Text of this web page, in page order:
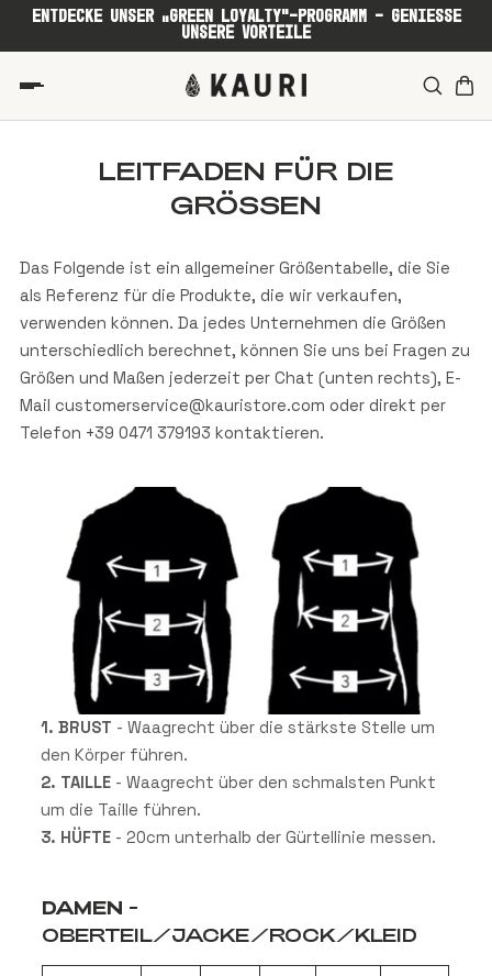
ENTDECKE UNSER „GREEN LOYALTY“-PROGRAMM – GENIESSE
UNSERE VORTEILE
LEITFADEN FÜR DIE
GRÖSSEN
Das Folgende ist ein allgemeiner Größentabelle, die Sie
als Referenz für die Produkte, die wir verkaufen,
verwenden können. Da jedes Unternehmen die Größen
unterschiedlich berechnet, können Sie uns bei Fragen zu
Größen und Maßen jederzeit per Chat (unten rechts), E-
Mail customerservice@kauristore.com oder direkt per
Telefon +39 0471 379193 kontaktieren.
1. BRUST - Waagrecht über die stärkste Stelle um
den Körper führen.
2. TAILLE- Waagrecht über den schmalsten Punkt
um die Taille führen.
3. HÜFTE - 20cm unterhalb der Gürtellinie messen.
DAMEN -
OBERTEIL/JACKE/ROCK/KLEID